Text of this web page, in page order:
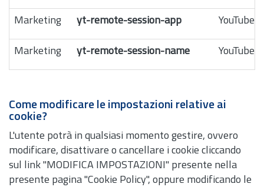
Marketing yt-remote-session-app YouTube
Marketing yt-remote-session-name YouTube
Come modificare le impostazioni relative ai
cookie?
L'utente potrà in qualsiasi momento gestire, ovvero
modificare, disattivare o cancellare i cookie cliccando
sul link "MODIFICA IMPOSTAZIONI" presente nella
presente pagina "Cookie Policy", oppure modificando le